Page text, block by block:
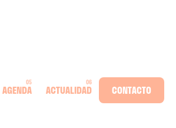
AGENDA ACTUALIDAD CONTACTO